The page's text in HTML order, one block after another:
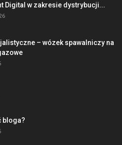
Digital w zakresie dystrybucji...
– wózek spawalniczy na
bloga?